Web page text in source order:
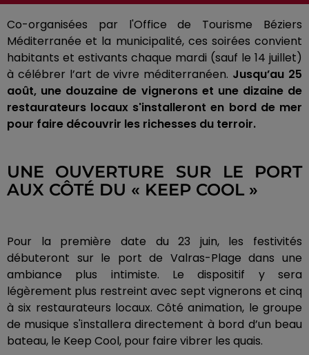
Co-organisées par l'Office de Tourisme Béziers
Méditerranée et la municipalité, ces soirées convient
habitants et estivants chaque mardi (sauf le 14 juillet)
à célébrer l’art de vivre méditerranéen. Jusqu’au 25
août, une douzaine de vignerons et une dizaine de
restaurateurs locaux s'installeront en bord de mer
pour faire découvrir les richesses du terroir.
UNE OUVERTURE SUR LE PORT
AUX CÔTÉ DU « KEEP COOL »
Pour la première date du 23 juin, les festivités
débuteront sur le port de Valras-Plage dans une
ambiance plus intimiste. Le dispositif y sera
légèrement plus restreint avec sept vignerons et cinq
à six restaurateurs locaux. Côté animation, le groupe
de musique s'installera directement à bord d’un beau
bateau, le Keep Cool, pour faire vibrer les quais.